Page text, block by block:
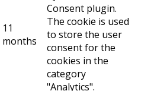
11
months
Consent plugin.
The cookie is used
to store the user
consent for the
cookies in the
category
"Analytics".